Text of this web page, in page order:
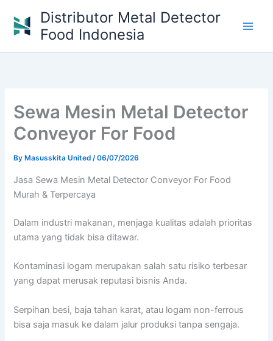
content
Distributor Metal Detector
Food Indonesia
Sewa Mesin Metal Detector
Conveyor For Food
By Masusskita United/06/07/2026
Jasa Sewa Mesin Metal Detector Conveyor For Food
Murah & Terpercaya
Dalam industri makanan, menjaga kualitas adalah prioritas
utama yang tidak bisa ditawar.
Kontaminasi logam merupakan salah satu risiko terbesar
yang dapat merusak reputasi bisnis Anda.
Serpihan besi, baja tahan karat, atau logam non-ferrous
bisa saja masuk ke dalam jalur produksi tanpa sengaja.